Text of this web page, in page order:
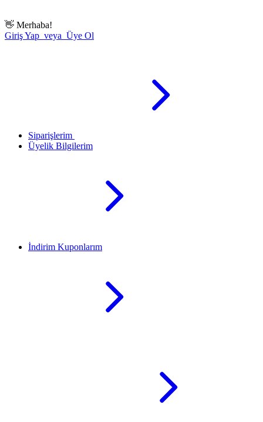
👋 Merhaba!
Giriş Yap veya Üye Ol
Siparişlerim
Üyelik Bilgilerim
İndirim Kuponlarım